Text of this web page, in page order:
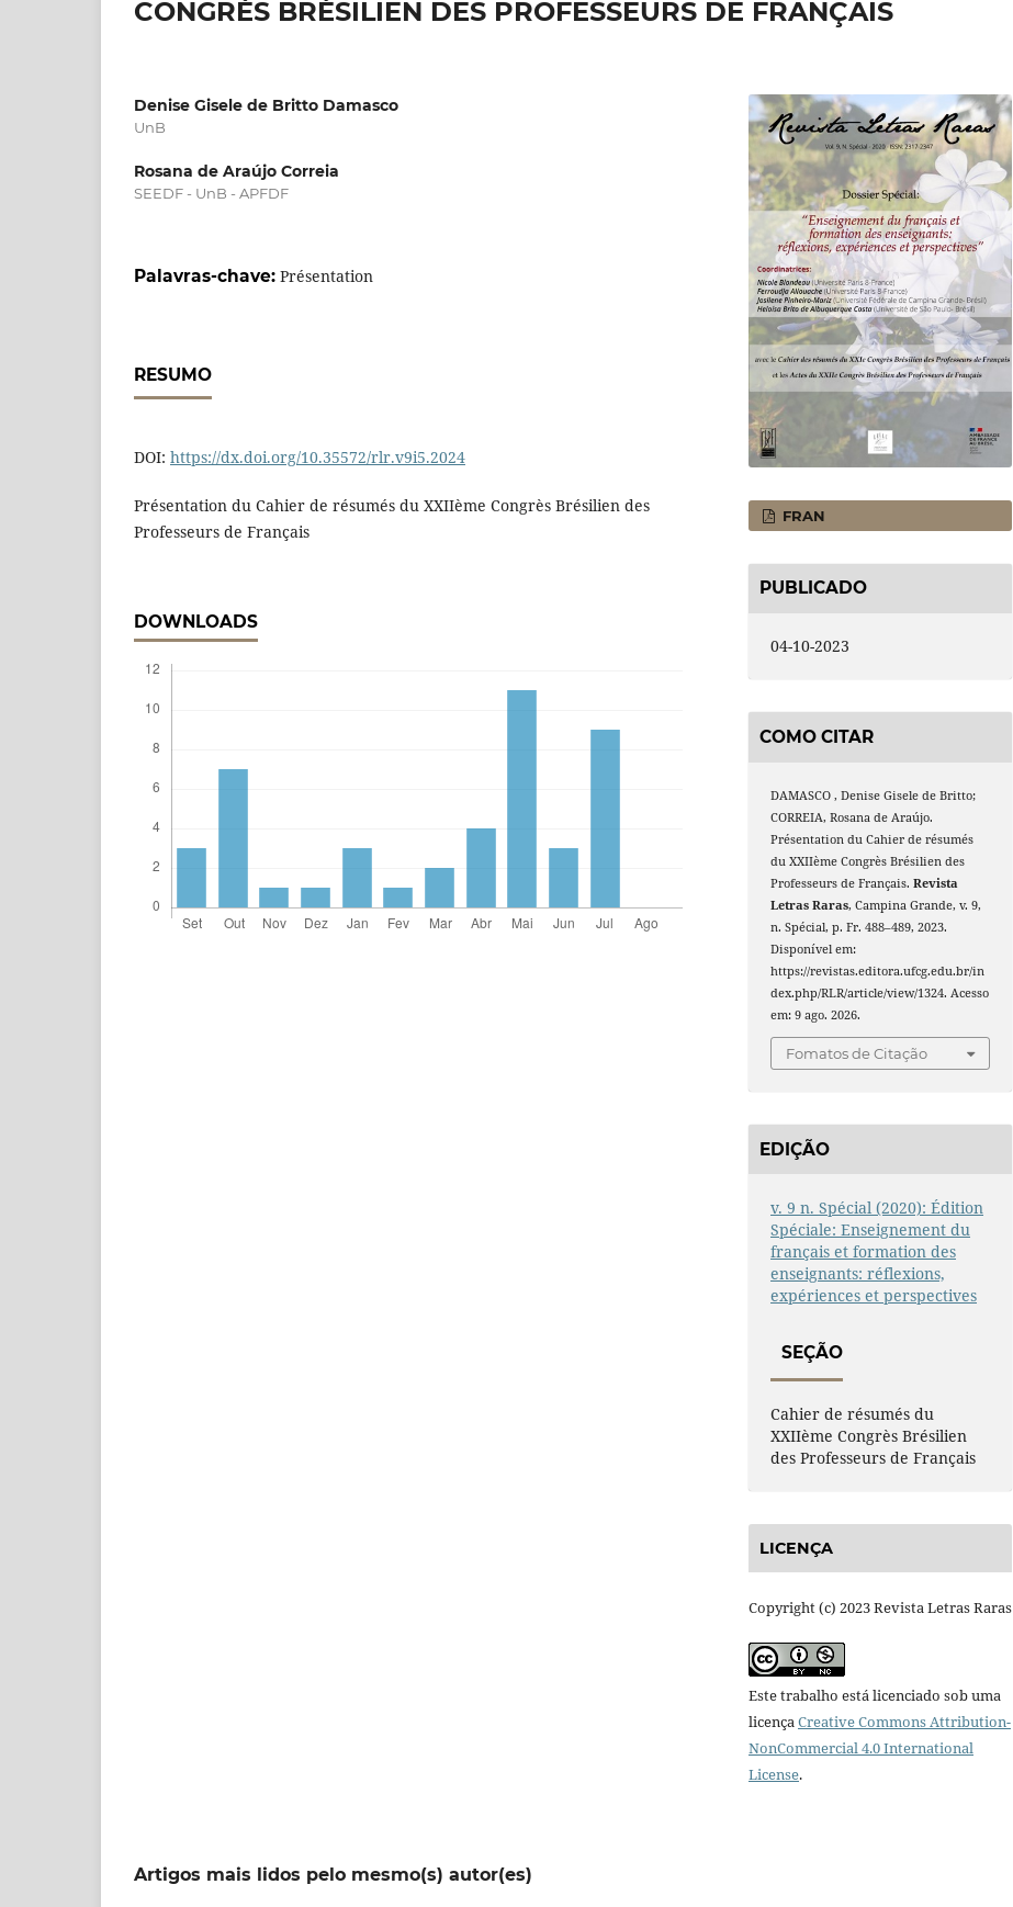
CONGRÈS BRÉSILIEN DES PROFESSEURS DE FRANÇAIS
Denise Gisele de Britto Damasco
UnB
Rosana de Araújo Correia
SEEDF - UnB - APFDF
Palavras-chave: Présentation
RESUMO
DOI: https://dx.doi.org/10.35572/rlr.v9i5.2024
Présentation du Cahier de résumés du XXIIème Congrès Brésilien des
Professeurs de Français
DOWNLOADS
FRAN
PUBLICADO
04-10-2023
COMO CITAR
DAMASCO , Denise Gisele de Britto;
CORREIA, Rosana de Araújo.
Présentation du Cahier de résumés
du XXIIème Congrès Brésilien des
Professeurs de Français.Revista
Letras Raras, Campina Grande, v. 9,
n. Spécial, p. Fr. 488–489, 2023.
Disponível em:
https://revistas.editora.ufcg.edu.br/in
dex.php/RLR/article/view/1324. Acesso
em: 9 ago. 2026.
Fomatos de Citação
EDIÇÃO
v. 9 n. Spécial (2020): Édition
Spéciale: Enseignement du
français et formation des
enseignants: réflexions,
expériences et perspectives
SEÇÃO
Cahier de résumés du
XXIIème Congrès Brésilien
des Professeurs de Français
LICENÇA
Copyright (c) 2023 Revista Letras Raras
Este trabalho está licenciado sob uma
licençaCreative Commons Attribution-
NonCommercial 4.0 International
License.
Artigos mais lidos pelo mesmo(s) autor(es)